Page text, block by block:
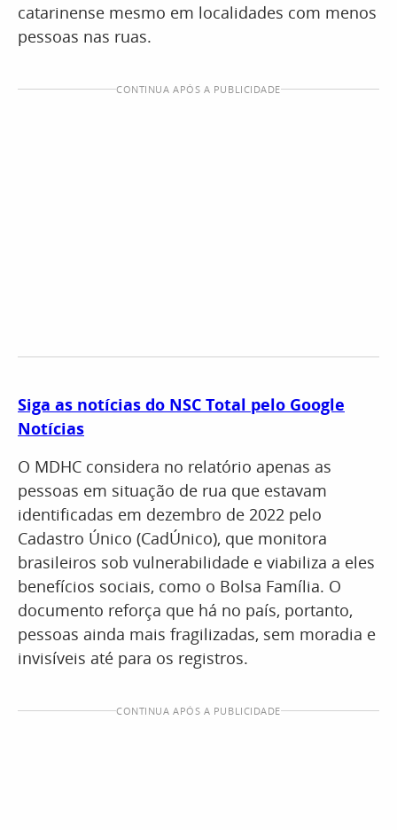
catarinense mesmo em localidades com menos
pessoas nas ruas.
CONTINUA APÓS A PUBLICIDADE
Siga as notícias do NSC Total pelo Google
Notícias
O MDHC considera no relatório apenas as
pessoas em situação de rua que estavam
identificadas em dezembro de 2022 pelo
Cadastro Único (CadÚnico), que monitora
brasileiros sob vulnerabilidade e viabiliza a eles
benefícios sociais, como o Bolsa Família. O
documento reforça que há no país, portanto,
pessoas ainda mais fragilizadas, sem moradia e
invisíveis até para os registros.
CONTINUA APÓS A PUBLICIDADE